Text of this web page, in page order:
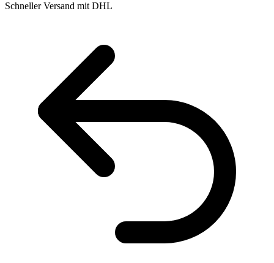
Schneller Versand mit DHL